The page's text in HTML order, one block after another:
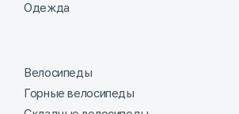
Одежда
Велосипеды
Горные велосипеды